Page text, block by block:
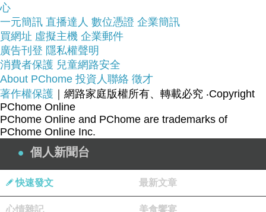
服務這麼優，當然在網路購物最好啦~~
看FX CREATIONS-Wexia系列-直式側背包(小)-深
灰 WEX69576-45~~
商品網址:
立體剪裁搭配撞色拉鍊
舒適易調整的寬背帶
便利的雙拉鍊開口
心
一元簡訊 直播達人 數位憑證 企業簡訊
買網址 虛擬主機 企業郵件
廣告刊登 隱私權聲明
消費者保護 兒童網路安全
About PChome 投資人聯絡 徵才
著作權保護 ｜網路家庭版權所有、轉載必究 ‧Copyright
PChome Online
PChome Online and PChome are trademarks of
PChome Online Inc.
個人新聞台
快速發文 最新文章
心情雜記 美食饗宴